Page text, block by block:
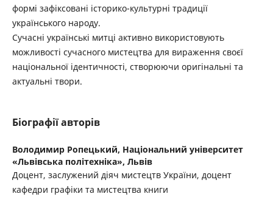
формі зафіксовані історико-культурні традиції
українського народу.
Сучасні українські митці активно використовують
можливості сучасного мистецтва для вираження своєї
національної ідентичності, створюючи оригінальні та
актуальні твори.
Біографії авторів
Володимир Ропецький, Національний університет
«Львівська політехніка», Львів
Доцент, заслужений діяч мистецтв України, доцент
кафедри графіки та мистецтва книги